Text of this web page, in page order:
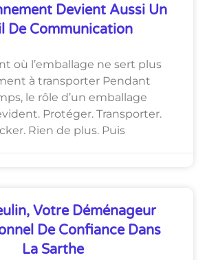
Devient Aussi Un
De Communication
où l’emballage ne sert plus
à transporter Pendant
le rôle d’un emballage
Protéger. Transporter.
Rien de plus. Puis
Votre Déménageur
De Confiance Dans
La Sarthe